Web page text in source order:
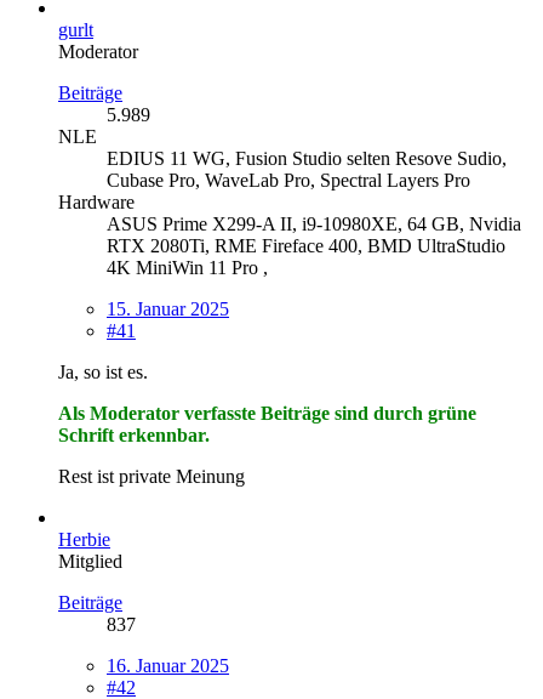
gurlt
Moderator
Beiträge
5.989
NLE
EDIUS 11 WG, Fusion Studio selten Resove Sudio,
Cubase Pro, WaveLab Pro, Spectral Layers Pro
Hardware
ASUS Prime X299-A II, i9-10980XE, 64 GB, Nvidia
RTX 2080Ti, RME Fireface 400, BMD UltraStudio
4K MiniWin 11 Pro ,
15. Januar 2025
#41
Ja, so ist es.
Als Moderator verfasste Beiträge sind durch grüne
Schrift erkennbar.
Rest ist private Meinung
Herbie
Mitglied
Beiträge
837
16. Januar 2025
#42